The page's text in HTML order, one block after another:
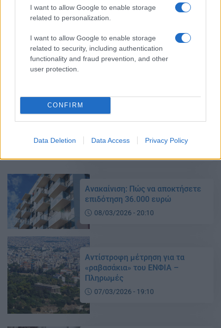
I want to allow Google to enable storage
related to personalization.
I want to allow Google to enable storage
related to security, including authentication
functionality and fraud prevention, and other
user protection.
CONFIRM
Data Deletion Data Access Privacy Policy
07/04/2026 - 08:07
Τι φέρνει το νέο πλαίσιο για
ακίνητα και μεταβιβάσεις – Δείτε
τις 5 αλλαγές
Ακίνητα: Οι αλλαγές σε φόρους,
υποχρεώσεις
Ανακαίνιση: Πώς να αποκτήσετε
επιδότηση 36.000 ευρώ
08/03/2026 - 20:10
Αντίστροφη μέτρηση για τα
«ραβασάκια» του ΕΝΦΙΑ –
Πληρωμές
07/03/2026 - 19:10